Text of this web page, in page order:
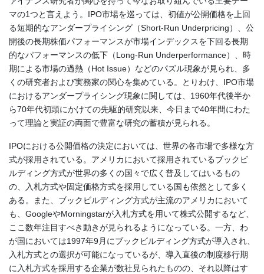
マの1つと言えよう。IPO市場を巡っては、初値が公開価格を上回
る短期的なアンダープライシング（Short-Run Underpricing）、公
開後の長期株価パフォーマンスが市場インデックスを下回る長期
的なパフォーマンスの低下（Long-Run Underperformance）、時
期による市場の過熱（Hot Issue）などのパズル現象が見られ、多
くの研究者および実務家の関心を集めている。とりわけ、IPO市場
におけるアンダープライシング現象に関しては、1960年代後半か
ら70年代初頭にかけての先駆的研究以来、今日まで40年間にわた
って理論と実証の両面で豊富な研究の蓄積が見られる。
IPOにおける公開価格の決定においては、世界の各市場で多様な方
式が採用されている。アメリカにおいて採用されているブックビ
ルディング方式が世界の多くの国々で広く普及してはいるもの
の、入札方式や固定価格方式を採用している国も依然として多く
ある。また、ブックビルディング方式が主流のアメリカにおいて
も、GoogleやMorningstarが入札方式を用いて株式公開するなど、
ここ数年注目すべき動きが見られるようになっている。一方、わ
が国においては1997年9月にブックビルディング方式が導入され、
入札方式との選択が可能になっているが、導入直後の制度移行期
に入札方式を採用する企業が数社見られたものの、それ以降はす